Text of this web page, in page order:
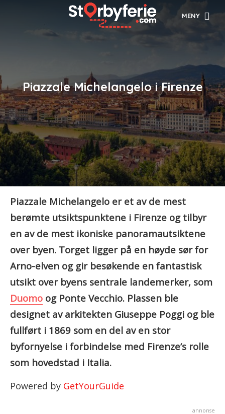
MENY
Piazzale Michelangelo i Firenze
Piazzale Michelangelo er et av de mest
berømte utsiktspunktene i Firenze og tilbyr
en av de mest ikoniske panoramautsiktene
over byen. Torget ligger på en høyde sør for
Arno-elven og gir besøkende en fantastisk
utsikt over byens sentrale landemerker, som
Duomo og Ponte Vecchio. Plassen ble
designet av arkitekten Giuseppe Poggi og ble
fullført i 1869 som en del av en stor
byfornyelse i forbindelse med Firenze’s rolle
som hovedstad i Italia.
Powered by GetYourGuide
annonse